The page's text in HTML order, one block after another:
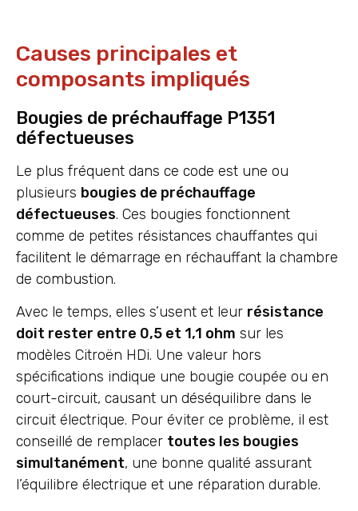
Causes principales et
composants impliqués
Bougies de préchauffage P1351
défectueuses
Le plus fréquent dans ce code est une ou
plusieurs bougies de préchauffage
défectueuses. Ces bougies fonctionnent
comme de petites résistances chauffantes qui
facilitent le démarrage en réchauffant la chambre
de combustion.
Avec le temps, elles s’usent et leur résistance
doit rester entre 0,5 et 1,1 ohm sur les
modèles Citroën HDi. Une valeur hors
spécifications indique une bougie coupée ou en
court-circuit, causant un déséquilibre dans le
circuit électrique. Pour éviter ce problème, il est
conseillé de remplacer toutes les bougies
simultanément, une bonne qualité assurant
l’équilibre électrique et une réparation durable.